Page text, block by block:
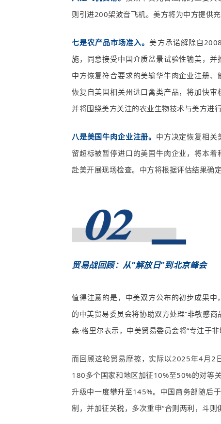
则引进200架波音飞机。美方将为中方提供
七是农产品市场准入。美方承诺解除自 2008
施，同意接受中国介质盆景试验性输美，并
中方恢复符合要求的美输华牛肉企业注册、
恢复自美国相关州进口禽类产品，将加快审
并将围绕美方关注的农业生物技术与美方进行
八是美国牛肉企业注册。 中方决定恢复相关
留超标被暂停进口的美国牛肉企业，将本
赴美开展现场检查。中方将根据评估结果确
贸易战回顾：从“解放日”到北京峰会
值得注意的是，中美双方公布的初步成果中
的中美贸易委员会将协助双方处理“非敏感
森·格里尔表示，中美贸易委员会将“专注于
而回顾这轮贸易摩擦，实际以2025年4月2
180多个国家和地区加征10%至50%的对等
升级中一度攀升至145%。中国商务部随后于
制，并加征关税，多次重申“合则两利，斗则